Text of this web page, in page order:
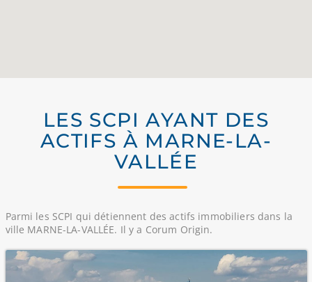
LES SCPI AYANT DES
ACTIFS À MARNE-LA-
VALLÉE
Parmi les SCPI qui détiennent des actifs immobiliers dans la
ville MARNE-LA-VALLÉE. Il y a Corum Origin.